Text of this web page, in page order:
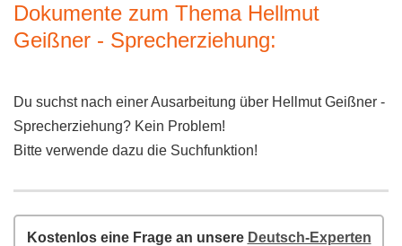
Dokumente zum Thema Hellmut
Geißner - Sprecherziehung:
Du suchst nach einer Ausarbeitung über Hellmut Geißner -
Sprecherziehung? Kein Problem!
Bitte verwende dazu die Suchfunktion!
Kostenlos eine Frage an unsere Deutsch-Experten